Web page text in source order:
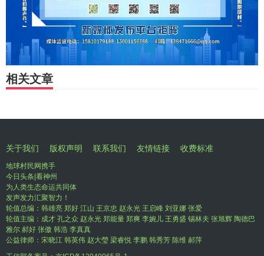
相关文章
关于我们 版权声明 联系我们 友情链接 收费标准
地球村民网携手
今日头条|看神州
为人类生态命运共同体
发声发力汇聚智力！
轮值总编：韩雄亮 郑好 江山 王京忠 赵永光 王启峰 刘亚娜 张爱
轮值主编：成才 孔之众 赵永光 郑能量 郑爽 李婉儿 王勇盛 锡林夫 张旭辉 陶德巴
雅尔 郝好 张傲 韩浩 李真真
公益律师：宋晓江 韩英伟 赵大瑩 梁睿悦 李鹏 韩秀芳 陈维 郝萍